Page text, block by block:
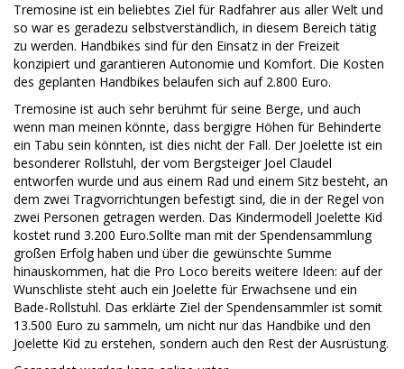
Tremosine ist ein beliebtes Ziel für Radfahrer aus aller Welt und
so war es geradezu selbstverständlich, in diesem Bereich tätig
zu werden. Handbikes sind für den Einsatz in der Freizeit
konzipiert und garantieren Autonomie und Komfort. Die Kosten
des geplanten Handbikes belaufen sich auf 2.800 Euro.
Tremosine ist auch sehr berühmt für seine Berge, und auch
wenn man meinen könnte, dass bergigre Höhen für Behinderte
ein Tabu sein könnten, ist dies nicht der Fall. Der Joelette ist ein
besonderer Rollstuhl, der vom Bergsteiger Joel Claudel
entworfen wurde und aus einem Rad und einem Sitz besteht, an
dem zwei Tragvorrichtungen befestigt sind, die in der Regel von
zwei Personen getragen werden. Das Kindermodell Joelette Kid
kostet rund 3.200 Euro.Sollte man mit der Spendensammlung
großen Erfolg haben und über die gewünschte Summe
hinauskommen, hat die Pro Loco bereits weitere Ideen: auf der
Wunschliste steht auch ein Joelette für Erwachsene und ein
Bade-Rollstuhl. Das erklärte Ziel der Spendensammler ist somit
13.500 Euro zu sammeln, um nicht nur das Handbike und den
Joelette Kid zu erstehen, sondern auch den Rest der Ausrüstung.